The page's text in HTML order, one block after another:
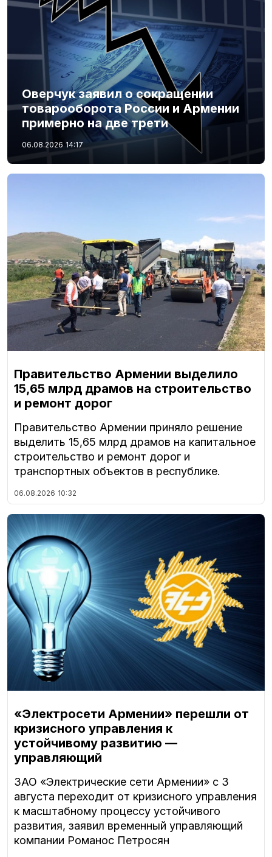
Оверчук заявил о сокращении
товарооборота России и Армении
примерно на две трети
06.08.2026 14:17
Правительство Армении выделило
15,65 млрд драмов на строительство
и ремонт дорог
Правительство Армении приняло решение
выделить 15,65 млрд драмов на капитальное
строительство и ремонт дорог и
транспортных объектов в республике.
06.08.2026 10:32
«Электросети Армении» перешли от
кризисного управления к
устойчивому развитию —
управляющий
ЗАО «Электрические сети Армении» с 3
августа переходит от кризисного управления
к масштабному процессу устойчивого
развития, заявил временный управляющий
компании Романос Петросян